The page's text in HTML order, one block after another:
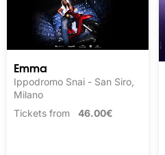
Emma
Ippodromo Snai - San Siro,
Milano
Tickets from 46.00€